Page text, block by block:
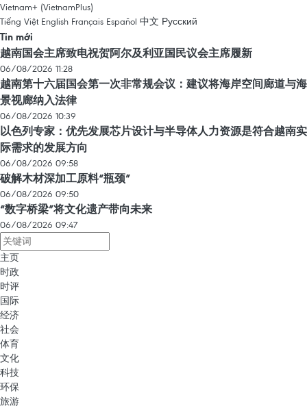
Vietnam+ (VietnamPlus)
Tiếng Việt English Français Español 中文 Русский
Tin mới
越南国会主席致电祝贺阿尔及利亚国民议会主席履新
06/08/2026 11:28
越南第十六届国会第一次非常规会议：建议将海岸空间廊道与海
景视廊纳入法律
06/08/2026 10:39
以色列专家：优先发展芯片设计与半导体人力资源是符合越南实
际需求的发展方向
06/08/2026 09:58
破解木材深加工原料“瓶颈”
06/08/2026 09:50
“数字桥梁”将文化遗产带向未来
06/08/2026 09:47
主页
时政
时评
国际
经济
社会
体育
文化
科技
环保
旅游